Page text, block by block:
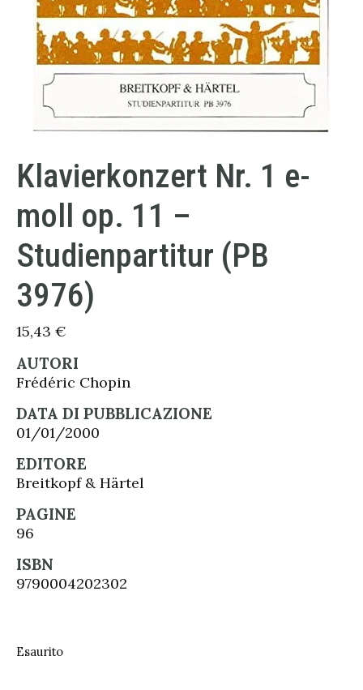
Klavierkonzert Nr. 1 e-
moll op. 11 –
Studienpartitur (PB
3976)
15,43 €
AUTORI
Frédéric Chopin
DATA DI PUBBLICAZIONE
01/01/2000
EDITORE
Breitkopf & Härtel
PAGINE
96
ISBN
9790004202302
Esaurito